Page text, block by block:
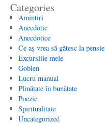
Categories
Amintiri
Anecdotic
Anecdotice
Ce aș vrea să gătesc la pensie
Excursiile mele
Goblen
Lucru manual
Plinătate în bunătate
Poezie
Spiritualitate
Uncategorized